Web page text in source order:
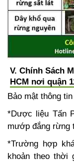
V. Chính Sách
HCM nơi quận
Bảo mật thông
*Dược liệu Tấn
mướp đắng rừng
*Trường hợp
khoản theo thời